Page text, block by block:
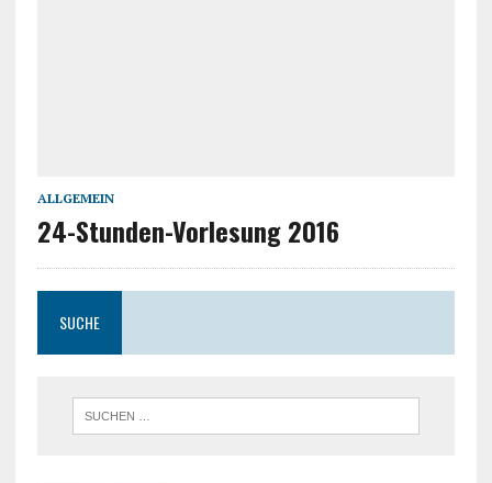
ALLGEMEIN
24-Stunden-Vorlesung 2016
SUCHE